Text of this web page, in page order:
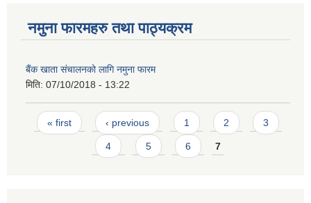
नमुना फारमहरु तथा पाठ्यक्रम
बैंक खाता संचालनको लागि नमुना फारम
मिति: 07/10/2018 - 13:22
Pages
« first ‹ previous 1 2 3
4 5 6 7